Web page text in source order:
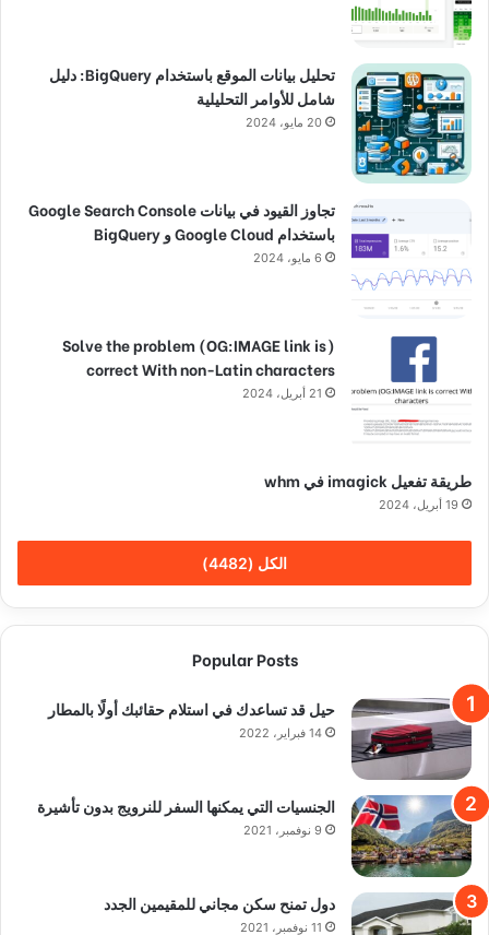
تحليل بيانات الموقع باستخدام BigQuery: دليل
شامل للأوامر التحليلية
20 مايو، 2024
تجاوز القيود في بيانات Google Search Console
باستخدام Google Cloud و BigQuery
6 مايو، 2024
(Solve the problem (OG:IMAGE link is
correct With non-Latin characters
21 أبريل، 2024
طريقة تفعيل imagick في whm
19 أبريل، 2024
الكل (4482)
Popular Posts
حيل قد تساعدك في استلام حقائبك أولًا بالمطار
14 فبراير، 2022
الجنسيات التي يمكنها السفر للنرويج بدون تأشيرة
9 نوفمبر، 2021
دول تمنح سكن مجاني للمقيمين الجدد
11 نوفمبر، 2021